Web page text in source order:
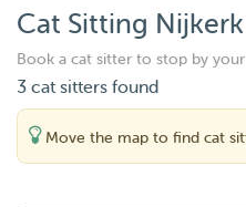
Cat Sitting Nijkerk
Book a cat sitter to stop by
3 cat sitters found
Move the map to find cat